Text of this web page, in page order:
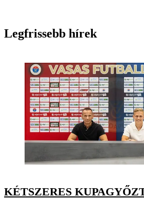
Legfrissebb hírek
KÉTSZERES